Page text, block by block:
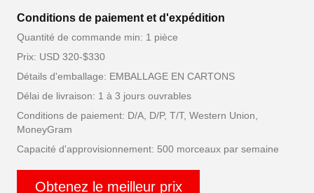
Conditions de paiement et d'expédition
Quantité de commande min: 1 pièce
Prix: USD 320-$330
Détails d'emballage: EMBALLAGE EN CARTONS
Délai de livraison: 1 à 3 jours ouvrables
Conditions de paiement: D/A, D/P, T/T, Western Union,
MoneyGram
Capacité d'approvisionnement: 500 morceaux par semaine
Obtenez le meilleur prix